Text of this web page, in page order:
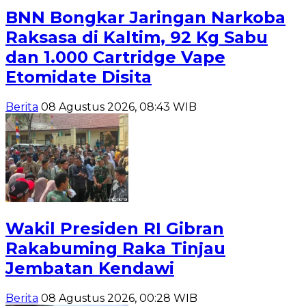
BNN Bongkar Jaringan Narkoba
Raksasa di Kaltim, 92 Kg Sabu
dan 1.000 Cartridge Vape
Etomidate Disita
Berita 08 Agustus 2026, 08:43 WIB
Wakil Presiden RI Gibran
Rakabuming Raka Tinjau
Jembatan Kendawi
Berita 08 Agustus 2026, 00:28 WIB